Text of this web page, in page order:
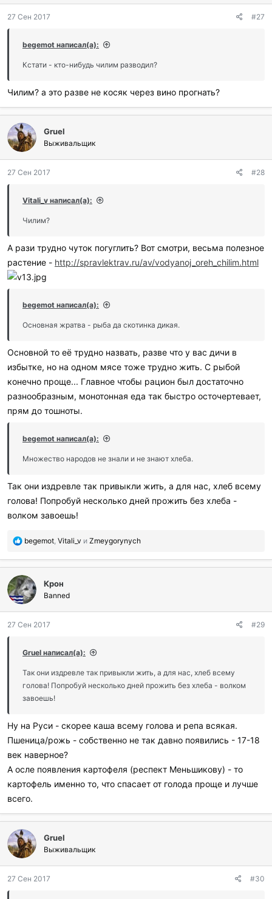
27 Сен 2017 #27
begemot написал(а):
Кстати - кто-нибудь чилим разводил?
Чилим? а это разве не косяк через вино прогнать?
Gruel
Выживальщик
27 Сен 2017 #28
Vitali_v написал(а):
Чилим?
А рази трудно чуток погуглить? Вот смотри, весьма полезное
растение - http://spravlektrav.ru/av/vodyanoj_oreh_chilim.html
begemot написал(а):
Основная жратва - рыба да скотинка дикая.
Основной то её трудно назвать, разве что у вас дичи в
избытке, но на одном мясе тоже трудно жить. С рыбой
конечно проще... Главное чтобы рацион был достаточно
разнообразным, монотонная еда так быстро осточертевает,
прям до тошноты.
begemot написал(а):
Множество народов не знали и не знают хлеба.
Так они издревле так привыкли жить, а для нас, хлеб всему
голова! Попробуй несколько дней прожить без хлеба -
волком завоешь!
П
б
а
г
о
а
и
и
:
begemot Vitali_v и Zmeygorynych
Крон
Banned
27 Сен 2017 #29
Gruel написал(а):
Так они издревле так привыкли жить, а для нас, хлеб всему
голова! Попробуй несколько дней прожить без хлеба - волком
завоешь!
Ну на Руси - скорее каша всему голова и репа всякая.
Пшеница/рожь - собственно не так давно появились - 17-18
век наверное?
А осле появления картофеля (респект Меньшикову) - то
картофель именно то, что спасает от голода проще и лучше
всего.
Gruel
Выживальщик
27 Сен 2017 #30